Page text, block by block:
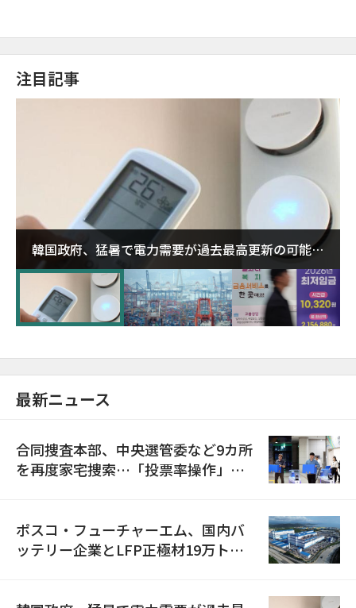
注目記事
韓国政府、猛暑で電力需要が過去最高更新の可能性
に需給対応体制を点検
最新ニュース
合同捜査本部、中央選管委など9カ所
を再度家宅捜索…「投票率操作」の
ポスコ・フューチャーエム、国内バ
ッテリー企業とLFP正極材19万トン